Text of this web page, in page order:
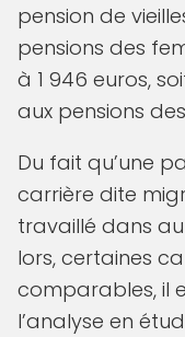
pension de
pensions des
à 1 946 euros,
aux pensions
Du fait qu’une
carrière dite
travaillé dans
lors, certaines
comparables, il
l’analyse en